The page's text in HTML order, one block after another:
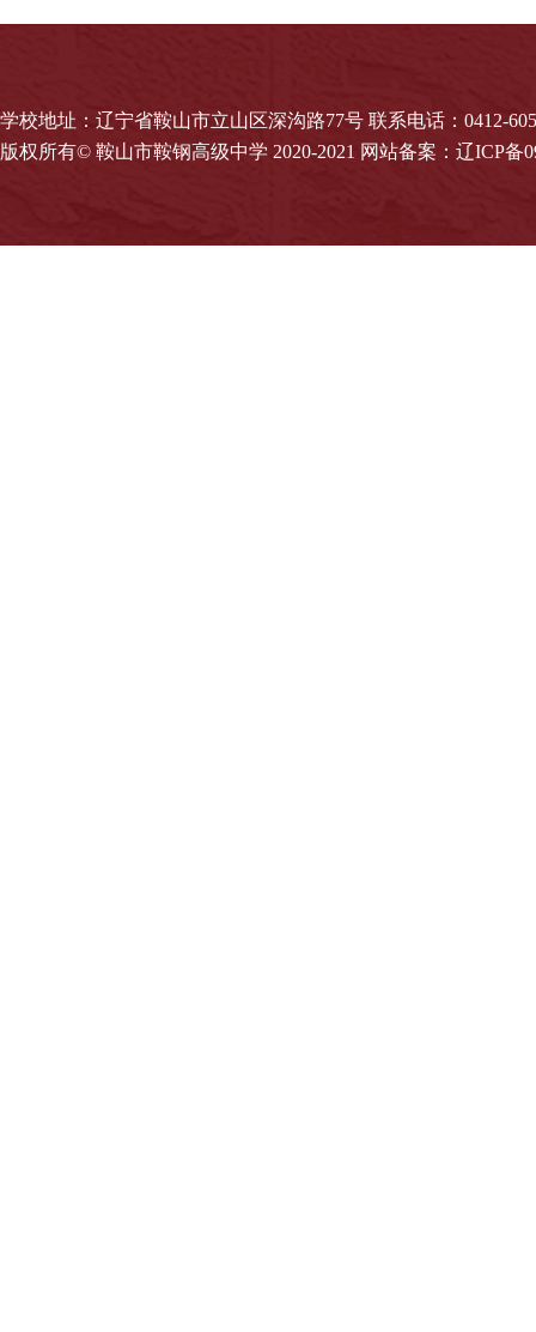
学校地址：辽宁省鞍山市立山区深沟路77号 联系电话：0412-
版权所有© 鞍山市鞍钢高级中学 2020-2021 网站备案：辽ICP备